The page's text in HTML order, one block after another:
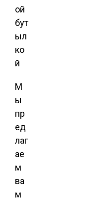
М
ы
пр
ед
лаг
ае
м
ва
м